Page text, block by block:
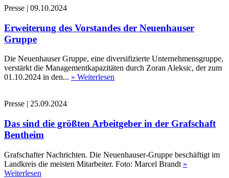
Presse | 09.10.2024
Erweiterung des Vorstandes der Neuenhauser
Gruppe
Die Neuenhauser Gruppe, eine diversifizierte Unternehmensgruppe,
verstärkt die Managementkapazitäten durch Zoran Aleksic, der zum
01.10.2024 in den... » Weiterlesen
Presse | 25.09.2024
Das sind die größten Arbeitgeber in der Grafschaft
Bentheim
Grafschafter Nachrichten. Die Neuenhauser-Gruppe beschäftigt im
Landkreis die meisten Mitarbeiter. Foto: Marcel Brandt »
Weiterlesen